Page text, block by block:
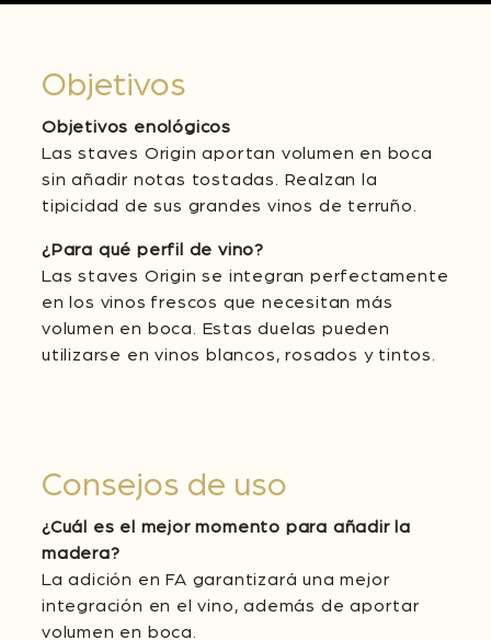
Objetivos
Objetivos enológicos
Las staves Origin aportan volumen en boca
sin añadir notas tostadas. Realzan la
tipicidad de sus grandes vinos de terruño.
¿Para qué perfil de vino?
Las staves Origin se integran perfectamente
en los vinos frescos que necesitan más
volumen en boca. Estas duelas pueden
utilizarse en vinos blancos, rosados y tintos.
Consejos de uso
¿Cuál es el mejor momento para añadir la
madera?
La adición en FA garantizará una mejor
integración en el vino, además de aportar
volumen en boca.